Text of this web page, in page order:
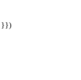
}})